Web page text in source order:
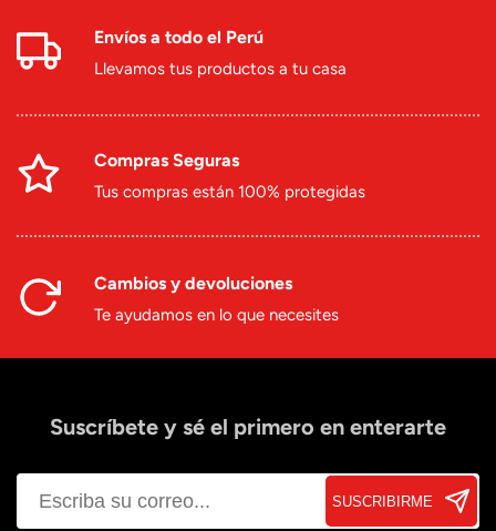
Envíos a todo el Perú
Llevamos tus productos a tu casa
Compras Seguras
Tus compras están 100% protegidas
Cambios y devoluciones
Te ayudamos en lo que necesites
Suscríbete y sé el primero en enterarte
SUSCRIBIRME